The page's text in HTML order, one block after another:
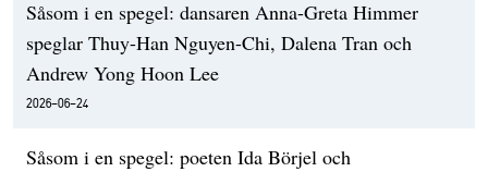
Såsom i en spegel: dansaren Anna-Greta Himmer
speglar Thuy-Han Nguyen-Chi, Dalena Tran och
Andrew Yong Hoon Lee
2026-06-24
Såsom i en spegel: poeten Ida Börjel och